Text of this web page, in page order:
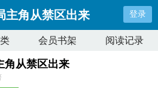
主角从禁区出来 登录
会员书架 阅读记录
角从禁区出来